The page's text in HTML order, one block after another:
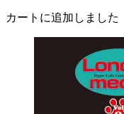
カートに追加しました